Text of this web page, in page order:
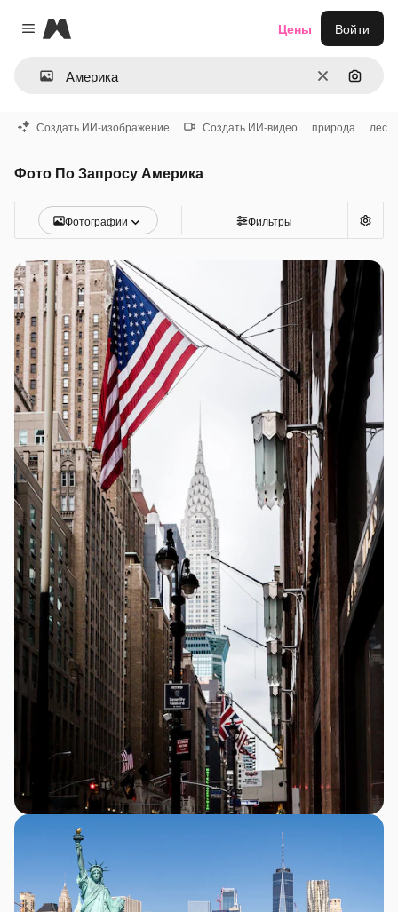
Close menu
Magnific
ОчиститьПоиск
Цены Войти
Создать ИИ-изображение Создать ИИ-видео природа лес
Фото По Запросу Америка
Фотографии Фильтры